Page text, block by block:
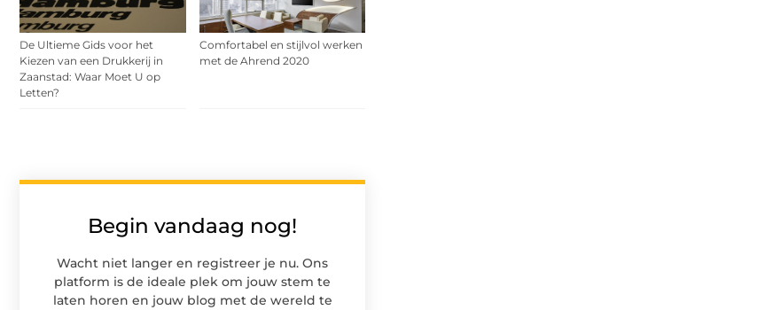
De Ultieme Gids voor het
Kiezen van een Drukkerij in
Zaanstad: Waar Moet U op
Letten?
Comfortabel en stijlvol werken
met de Ahrend 2020
Begin vandaag nog!
Wacht niet langer en registreer je nu. Ons
platform is de ideale plek om jouw stem te
laten horen en jouw blog met de wereld te